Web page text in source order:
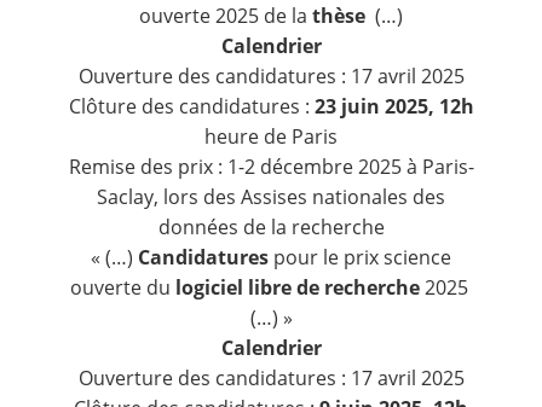
ouverte 2025 de la thèse (…)
Calendrier
Ouverture des candidatures : 17 avril 2025
Clôture des candidatures : 23 juin 2025, 12h
heure de Paris
Remise des prix : 1-2 décembre 2025 à Paris-
Saclay, lors des Assises nationales des
données de la recherche
« (…) Candidatures pour le prix science
ouverte du logiciel libre de recherche2025
(…) »
Calendrier
Ouverture des candidatures : 17 avril 2025